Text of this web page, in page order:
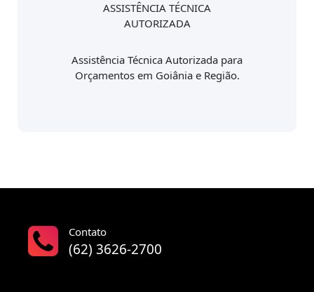
ASSISTÊNCIA TÉCNICA
AUTORIZADA
Assistência Técnica Autorizada para
Orçamentos em Goiânia e Região.
Contato
(62) 3626-2700